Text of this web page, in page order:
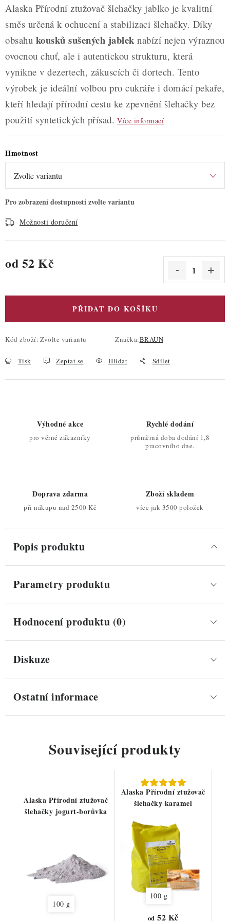
Alaska Přírodní ztužovač šlehačky jablko je kvalitní
směs určená k ochucení a stabilizaci šlehačky. Díky
obsahu kousků sušených jablek nabízí nejen výraznou
ovocnou chuť, ale i autentickou strukturu, která
vynikne v dezertech, zákuscích či dortech. Tento
výrobek je ideální volbou pro cukráře i domácí pekaře,
kteří hledají přírodní cestu ke zpevnění šlehačky bez
použití syntetických přísad. Více informací
Hmotnost
Možnosti doručení
od 52 Kč
PŘIDAT DO KOŠÍKU
Kód zboží: Zvolte variantu Značka:BRAUN
Tisk Zeptat se Hlídat Sdílet
Výhodné akce
pro věrné zákazníky
Rychlé dodání
průměrná doba dodání 1,8
pracovního dne.
Doprava zdarma
při nákupu nad 2500 Kč
Zboží skladem
více jak 3500 položek
Popis produktu
Parametry produktu
Hodnocení produktu (0)
Diskuze
Ostatní informace
Související produkty
Alaska Přírodní ztužovač
šlehačky jogurt-borůvka
100 g
Alaska Přírodní ztužovač
šlehačky karamel
100 g
od 52 Kč